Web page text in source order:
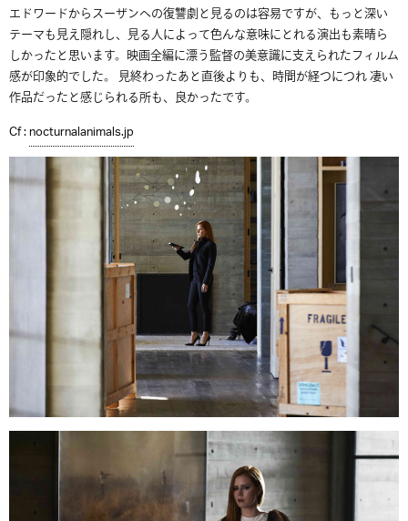
エドワードからスーザンへの復讐劇と見るのは容易ですが、もっと深い
テーマも見え隠れし、見る人によって色んな意味にとれる演出も素晴ら
しかったと思います。映画全編に漂う監督の美意識に支えられたフィルム
感が印象的でした。 見終わったあと直後よりも、時間が経つにつれ 凄い
作品だったと感じられる所も、良かったです。
Cf :nocturnalanimals.jp